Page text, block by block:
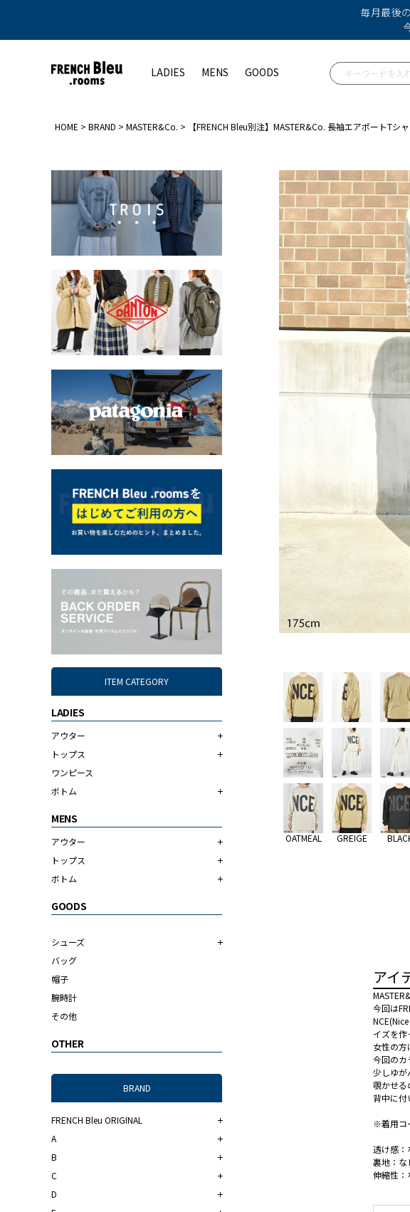
毎月最後
LADIES
アウター
ジャケット
ベスト
その他
トップス
シャツ
ニット
その他
ワンピース
MENS
アウター トップス
シャツ
ニット
その他
GOODS
シューズ
メンズ
バッグ
HOME BRAND MASTER&Co. 【FRENCH Bleu別注】MASTER&Co. 長袖エアポートTシ
ITEM CATEGORY
LADIES
アウター
トップス
ワンピース
ボトム
MENS
アウター
トップス
ボトム
GOODS
シューズ
バッグ
帽子
腕時計
その他
OTHER
BRAND
FRENCH Bleu ORIGINAL
A
B
C
D
OATMEAL GREIGE
アイ
今回は
イズを作
女性の方
今回のカ
少しゆが
覗かせる
背中に付
※着用コ
透け感：
裏地：な
伸縮性：